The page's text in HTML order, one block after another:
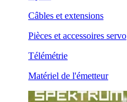
Câbles et extensions
Pièces et accessoires servo
Télémétrie
Matériel de l'émetteur